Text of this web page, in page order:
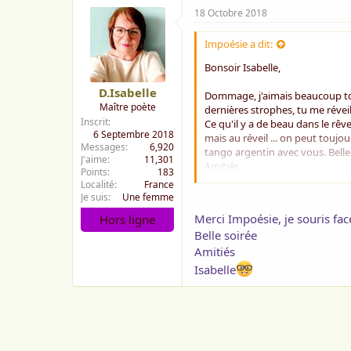
D.Isabelle
Maître poète
Inscrit
6 Septembre 2018
Messages
6,920
J'aime
11,301
Points
183
Localité
France
Je suis
Une femme
Hors ligne
18 Octobre 2018
Impoésie a dit:
Bonsoir Isabelle,
Dommage, j'aimais beaucoup
dernières strophes, tu me
Ce qu'il y a de beau dans le
mais au réveil ... on peut
tango argentin avec vous.
Amitiés
Impoésie.
Merci Impoésie, je souris
Belle soirée
Amitiés
Isabelle